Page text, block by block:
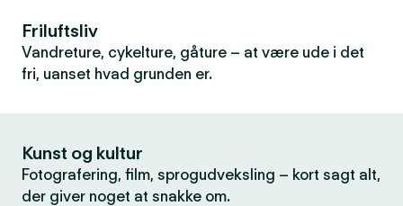
Friluftsliv
Vandreture, cykelture, gåture – at være ude i det
fri, uanset hvad grunden er.
Kunst og kultur
Fotografering, film, sprogudveksling – kort sagt alt,
der giver noget at snakke om.